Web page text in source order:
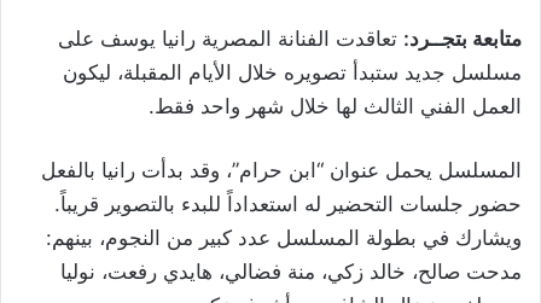
متابعة بتجــرد: تعاقدت الفنانة المصرية رانيا يوسف على
مسلسل جديد ستبدأ تصويره خلال الأيام المقبلة، ليكون
العمل الفني الثالث لها خلال شهر واحد فقط.
المسلسل يحمل عنوان “ابن حرام”، وقد بدأت رانيا بالفعل
حضور جلسات التحضير له استعداداً للبدء بالتصوير قريباً.
ويشارك في بطولة المسلسل عدد كبير من النجوم، بينهم:
مدحت صالح، خالد زكي، منة فضالي، هايدي رفعت، نوليا